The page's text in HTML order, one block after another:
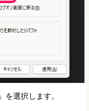
選択します。